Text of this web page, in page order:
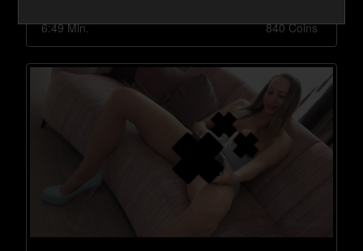
6:49 Min. 840 Coins